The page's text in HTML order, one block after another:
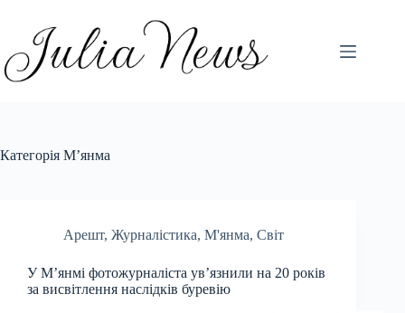
вмісту
Категорія М’янма
Арешт, Журналістика, М'янма, Світ
У М’янмі фотожурналіста ув’язнили на 20 років
за висвітлення наслідків буревію